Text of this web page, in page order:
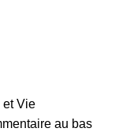
et Vie
au bas